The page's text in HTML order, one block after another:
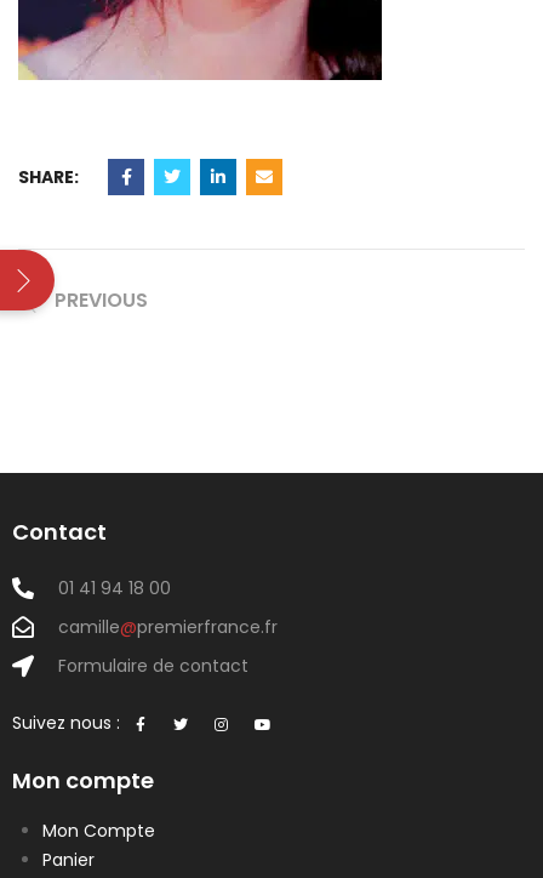
SHARE:
PREVIOUS
Contact
01 41 94 18 00
camille@premierfrance.fr
Formulaire de contact
Suivez nous :
Mon compte
Mon Compte
Panier